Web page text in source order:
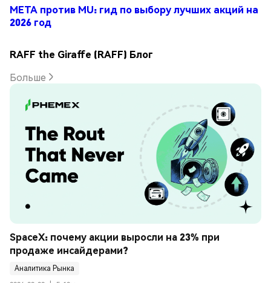
META против MU: гид по выбору лучших акций на
2026 год
RAFF the Giraffe (RAFF) Блог
Больше
SpaceX: почему акции выросли на 23% при
продаже инсайдерами?
Аналитика Рынка